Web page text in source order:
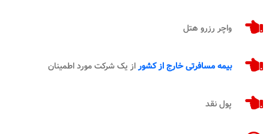
واچر رزرو هتل
بیمه مسافرتی خارج از کشوراز یک شرکت مورد اطمینان
پول نقد